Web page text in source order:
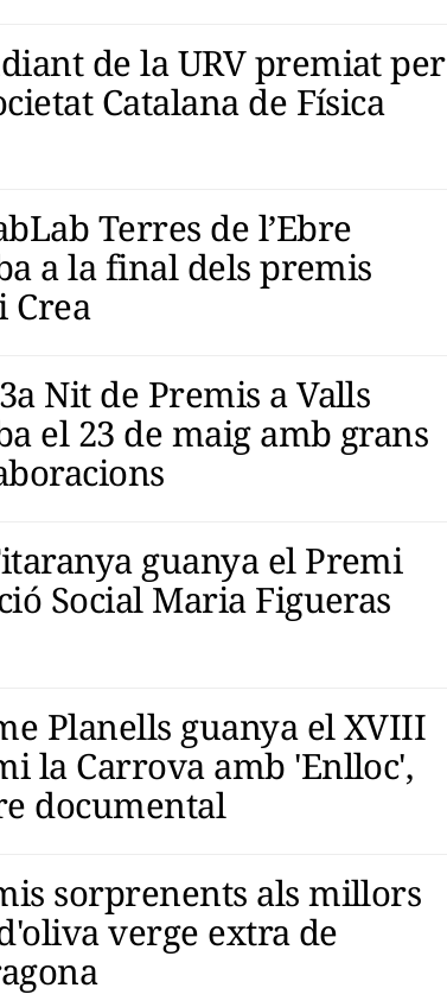
de la URV premiat per
Catalana de Física
Terres de l’Ebre
a la final dels premis
Crea
Nit de Premis a Valls
el 23 de maig amb grans
guanya el Premi
Social Maria Figueras
Planells guanya el XVIII
la Carrova amb 'Enlloc',
documental
sorprenents als millors
verge extra de